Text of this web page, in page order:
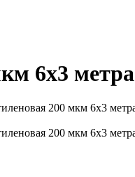
6х3 метра